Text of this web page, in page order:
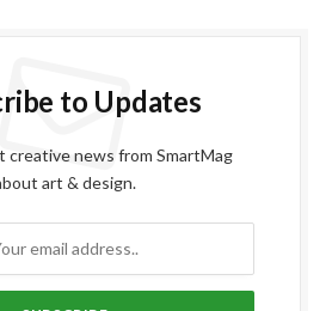
to Updates
news from SmartMag
art & design.